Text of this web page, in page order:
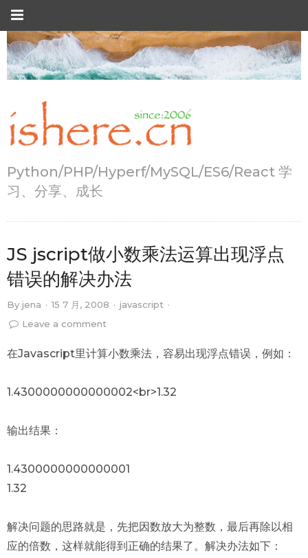
Python/PHP/Hyperf/MySQL/ES6/React 学
习、分享、成长
JS jscript做小数乘法运算出现浮点
错误的解决办法
By jena · 15 7 月, 2008 · javascript ·
Leave a comment
在Javascript里计算小数乘法，容易出现浮点错误，例如：
1.4300000000000002<br>1.32
输出结果：
1.4300000000000001
1.32
解决问题的思路就是，先把因数放大为整数，最后再除以相
应的倍数，这样就能得到正确的结果了。解决办法如下：